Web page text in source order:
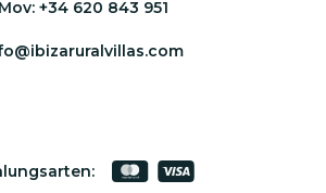
Mov: +34 620 843 951